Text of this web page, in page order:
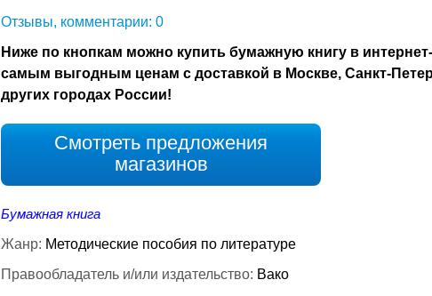
Отзывы, комментарии: 0
Ниже по кнопкам можно купить бумажную книгу в
самым выгодным ценам с доставкой в Москве, Санкт-
других городах России!
Смотреть предложения
магазинов
Бумажная книга
Жанр: Методические пособия по литературе
Правообладатель и/или издательство: Вако